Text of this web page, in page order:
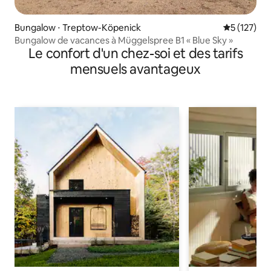
Bungalow ⋅ Treptow-Köpenick Évaluation
5 (127)
Bungalow de vacances à Müggelspree B1 « Blue Sky »
Le confort d'un chez-soi et des tarifs
mensuels avantageux